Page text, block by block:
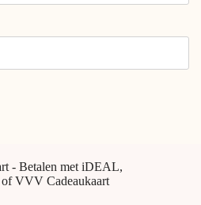
- Betalen met iDEAL,
VVV Cadeaukaart